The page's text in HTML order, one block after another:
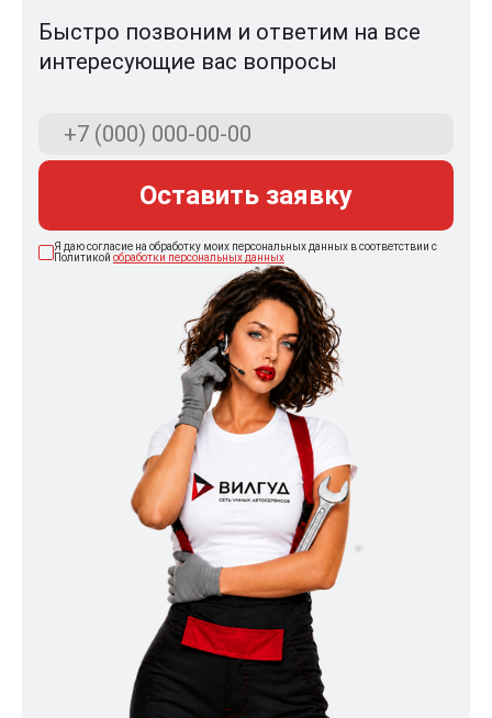
Быстро позвоним и ответим на все
интересующие вас вопросы
Оставить заявку
Я даю согласие на обработку моих персональных данных в соответствии с
Политикой обработки персональных данных